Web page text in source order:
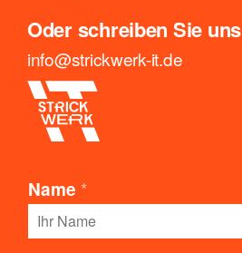
Oder schreiben Sie uns
info@strickwerk-it.de
Name *